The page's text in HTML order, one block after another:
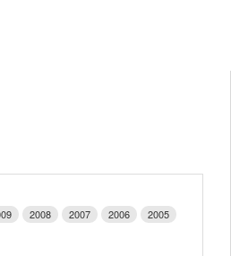
2008 2007 2006
2005